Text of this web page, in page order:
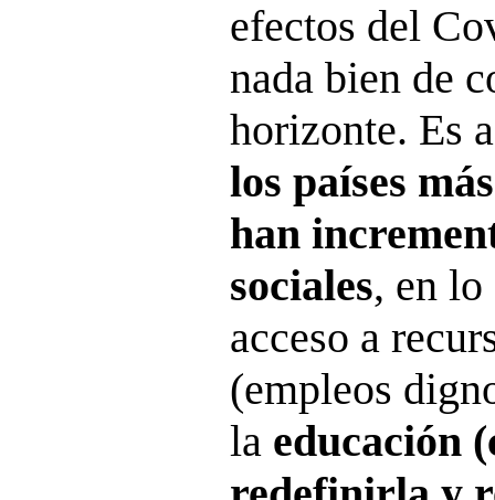
efectos del
nada bien de
horizonte. Es
los países
han
sociales, en lo
acceso a
(empleos
la educación